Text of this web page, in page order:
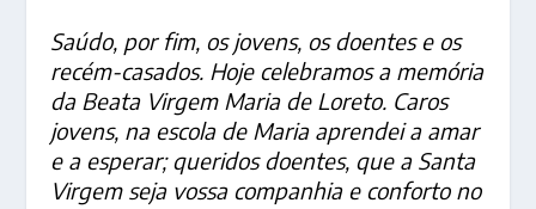
Saúdo, por fim, os jovens, os doentes e os
recém-casados. Hoje celebramos a memória
da Beata Virgem Maria de Loreto. Caros
jovens, na escola de Maria aprendei a amar
e a esperar; queridos doentes, que a Santa
Virgem seja vossa companhia e conforto no